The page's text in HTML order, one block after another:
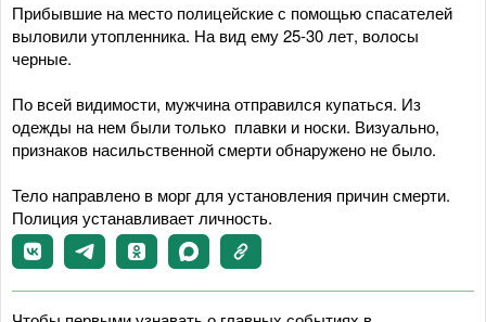
Прибывшие на место полицейские с помощью спасателей
выловили утопленника. На вид ему 25-30 лет, волосы
черные.
По всей видимости, мужчина отправился купаться. Из
одежды на нем были только плавки и носки. Визуально,
признаков насильственной смерти обнаружено не было.
Тело направлено в морг для установления причин смерти.
Полиция устанавливает личность.